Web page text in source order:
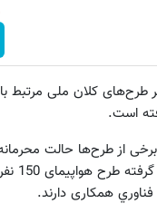
کلان ملی مرتبط با
است.
از طرح‌ها حالت
که
همکاری دارند.